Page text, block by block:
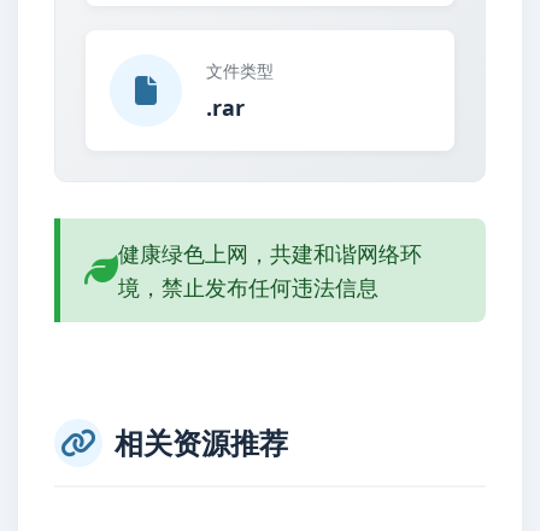
文件类型
.rar
健康绿色上网，共建和谐网络环
境，禁止发布任何违法信息
相关资源推荐